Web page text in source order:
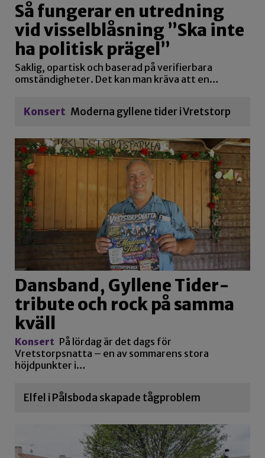
Så fungerar en utredning
vid visselblåsning ”Ska inte
ha politisk prägel”
Saklig, opartisk och baserad på verifierbara
omständigheter. Det kan man kräva att en…
Konsert Moderna gyllene tider i Vretstorp
Dansband, Gyllene Tider-
tribute och rock på samma
kväll
Konsert På lördag är det dags för
Vretstorpsnatta – en av sommarens stora
höjdpunkter i…
Elfel i Pålsboda skapade tågproblem